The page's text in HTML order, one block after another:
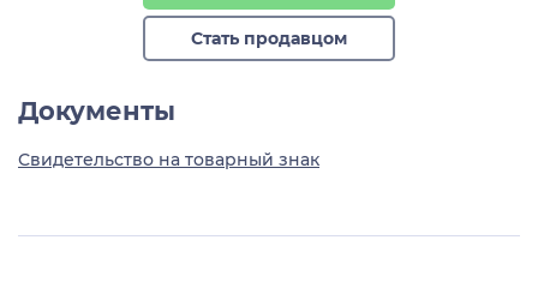
Стать продавцом
Документы
Свидетельство на товарный знак